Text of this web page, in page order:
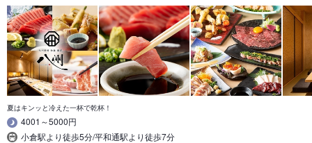
夏はキンッと冷えた一杯で乾杯！
4001～5000円
小倉駅より徒歩5分/平和通駅より徒歩7分